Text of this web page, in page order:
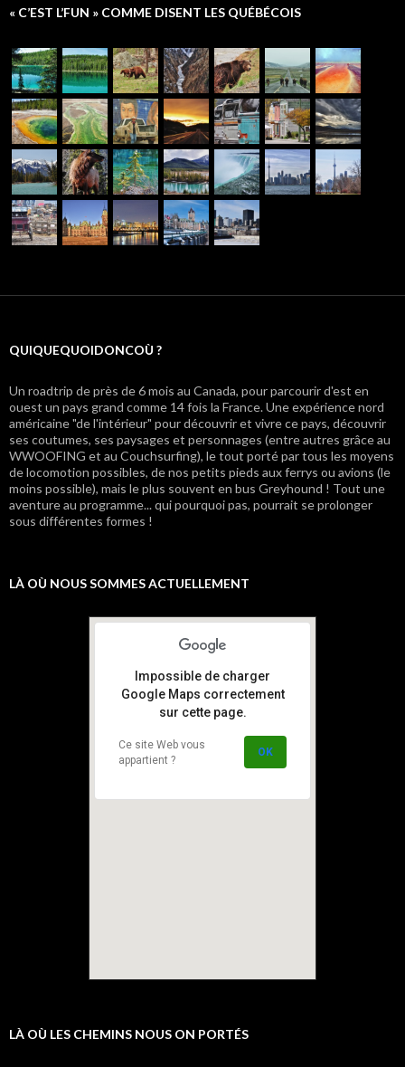
« C’EST L’FUN » COMME DISENT LES QUÉBÉCOIS
QUIQUEQUOIDONCOÙ ?
Un roadtrip de près de 6 mois au Canada, pour parcourir d'est en
ouest un pays grand comme 14 fois la France. Une expérience nord
américaine "de l'intérieur" pour découvrir et vivre ce pays, découvrir
ses coutumes, ses paysages et personnages (entre autres grâce au
WWOOFING et au Couchsurfing), le tout porté par tous les moyens
de locomotion possibles, de nos petits pieds aux ferrys ou avions (le
moins possible), mais le plus souvent en bus Greyhound ! Tout une
aventure au programme... qui pourquoi pas, pourrait se prolonger
sous différentes formes !
LÀ OÙ NOUS SOMMES ACTUELLEMENT
Impossible de charger
Google Maps correctement
sur cette page.
Ce site Web vous
appartient ?
OK
LÀ OÙ LES CHEMINS NOUS ON PORTÉS